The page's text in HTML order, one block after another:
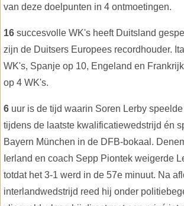
van deze doelpunten in 4 ontmoetingen.
16 succesvolle WK's heeft Duitsland
zijn de Duitsers Europees recordhouder.
WK's, Spanje op 10, Engeland en
op 4 WK's.
6 uur is de tijd waarin Soren Lerby
tijdens de laatste kwalificatiewedstrijd én
Bayern München in de DFB-bokaal.
Ierland en coach Sepp Piontek weigerde
totdat het 3-1 werd in de 57e minuut. Na
interlandwedstrijd reed hij onder